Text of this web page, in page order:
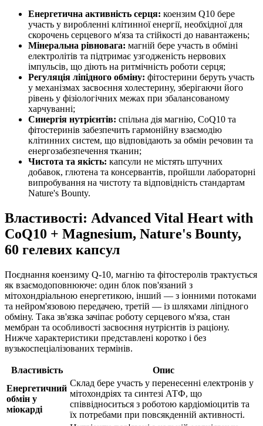
Енергетична активність серця: коензим Q10 бере
участь у виробленні клітинної енергії, необхідної для
скорочень серцевого м'яза та стійкості до навантажень;
Мінеральна рівновага: магній бере участь в обміні
електролітів та підтримає узгодженість нервових
імпульсів, що діють на ритмічність роботи серця;
Регуляція ліпідного обміну: фітостерини беруть участь
у механізмах засвоєння холестерину, зберігаючи його
рівень у фізіологічних межах при збалансованому
харчуванні;
Синергія нутрієнтів: спільна дія магнію, CoQ10 та
фітостеринів забезпечить гармонійну взаємодію
клітинних систем, що відповідають за обмін речовин та
енергозабезпечення тканин;
Чистота та якість: капсули не містять штучних
добавок, глютена та консервантів, пройшли лабораторні
випробування на чистоту та відповідність стандартам
Nature's Bounty.
Властивості: Advanced Vital Heart with
CoQ10 + Magnesium, Nature's Bounty,
60 гелевих капсул
Поєднання коензиму Q‑10, магнію та фітостеролів трактується
як взаємодоповнююче: один блок пов'язаний з
мітохондріальною енергетикою, інший — з іонними потоками
та нейром'язовою передачею, третій — із шляхами ліпідного
обміну. Така зв'язка зачіпає роботу серцевого м'яза, стан
мембран та особливості засвоєння нутрієнтів із раціону.
Нижче характеристики представлені коротко і без
вузькоспеціалізованих термінів.
Властивість
Опис
Енергетичний
обмін у
міокарді
Склад бере участь у перенесенні електронів у
мітохондріях та синтезі АТФ, що
співвідноситься з роботою кардіоміоцитів та
їх потребами при повсякденній активності.